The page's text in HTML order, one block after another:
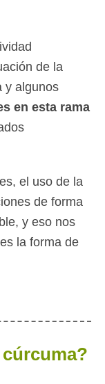
de la
y algunos
en esta rama
el uso de la
de forma
y eso nos
la forma de